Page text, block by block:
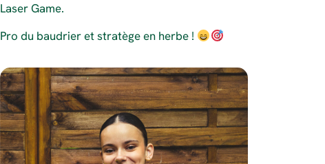
Laser Game.
Pro du baudrier et stratège en herbe !